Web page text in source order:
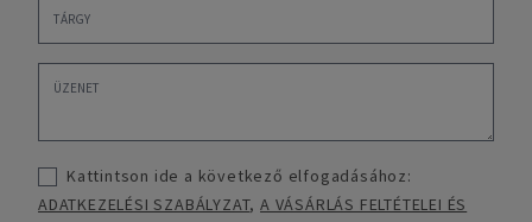
Kattintson ide a következő elfogadásához:
ADATKEZELÉSI SZABÁLYZAT,A VÁSÁRLÁS FELTÉTELEI ÉS